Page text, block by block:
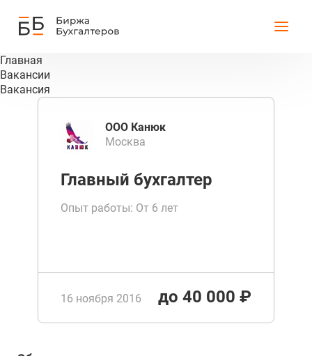
Главная
Вакансии
Вакансия
ООО Канюк
Москва
Главный бухгалтер
Опыт работы: От 6 лет
16 ноября 2016 до 40 000 ₽